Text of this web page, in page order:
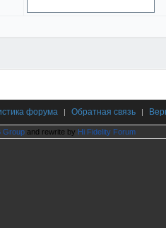
форума | Обратная связь |
Group and rewrite by Hi Fidelity Forum